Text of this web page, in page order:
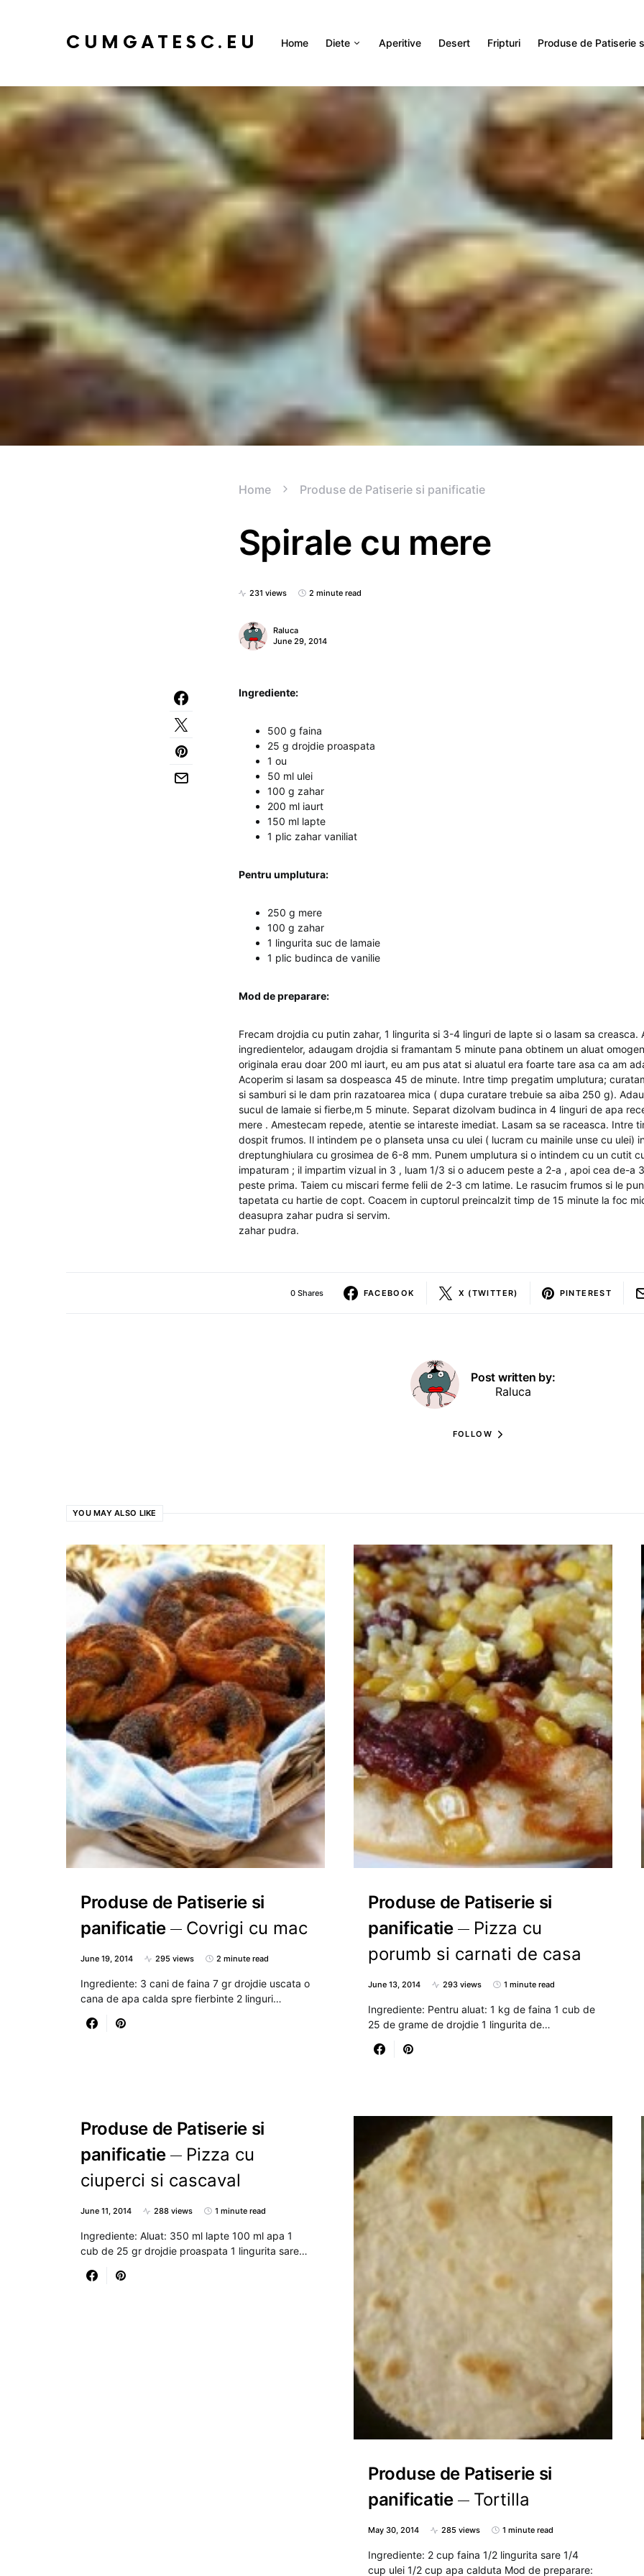
CUMGATESC.EU Home Diete Aperitive Desert Fripturi Produse de Patiserie
Home Produse de Patiserie si panificatie
Spirale cu mere
231 views 2 minute read
Raluca
June 29, 2014
Ingrediente:
500 g faina
25 g drojdie proaspata
1 ou
50 ml ulei
100 g zahar
200 ml iaurt
150 ml lapte
1 plic zahar vaniliat
Pentru umplutura:
250 g mere
100 g zahar
1 lingurita suc de lamaie
1 plic budinca de vanilie
Mod de preparare:
Frecam drojdia cu putin zahar, 1 lingurita si 3-4 linguri de lapte si o lasam sa creasca.
ingredientelor, adaugam drojdia si framantam 5 minute pana obtinem un aluat
originala erau doar 200 ml iaurt, eu am pus atat si aluatul era foarte tare asa ca am
Acoperim si lasam sa dospeasca 45 de minute. Intre timp pregatim umplutura;
si samburi si le dam prin razatoarea mica ( dupa curatare trebuie sa aiba 250 g).
sucul de lamaie si fierbe,m 5 minute. Separat dizolvam budinca in 4 linguri de apa
mere . Amestecam repede, atentie se intareste imediat. Lasam sa se raceasca. Intre
dospit frumos. Il intindem pe o planseta unsa cu ulei ( lucram cu mainile unse cu ulei)
dreptunghiulara cu grosimea de 6-8 mm. Punem umplutura si o intindem cu un cutit
impaturam ; il impartim vizual in 3 , luam 1/3 si o aducem peste a 2-a , apoi cea de-a
peste prima. Taiem cu miscari ferme felii de 2-3 cm latime. Le rasucim frumos si le
tapetata cu hartie de copt. Coacem in cuptorul preincalzit timp de 15 minute la foc
deasupra zahar pudra si servim.
zahar pudra.
0 Shares FACEBOOK X (TWITTER) PINTEREST
Post written by:
Raluca
FOLLOW
YOU MAY ALSO LIKE
Produse de Patiserie si
panificatie
Covrigi cu mac
June 19, 2014 295 views 2 minute read
Ingrediente: 3 cani de faina 7 gr drojdie uscata o
cana de apa calda spre fierbinte 2 linguri…
Produse de Patiserie si
panificatie
Pizza cu
porumb si carnati de casa
June 13, 2014 293 views 1 minute read
Ingrediente: Pentru aluat: 1 kg de faina 1 cub de
25 de grame de drojdie 1 lingurita de…
Produse de Patiserie si
panificatie
Pizza cu
ciuperci si cascaval
June 11, 2014 288 views 1 minute read
Ingrediente: Aluat: 350 ml lapte 100 ml apa 1
cub de 25 gr drojdie proaspata 1 lingurita sare…
Produse de Patiserie si
panificatie
Tortilla
May 30, 2014 285 views 1 minute read
Ingrediente: 2 cup faina 1/2 lingurita sare 1/4
cup ulei 1/2 cup apa calduta Mod de preparare: